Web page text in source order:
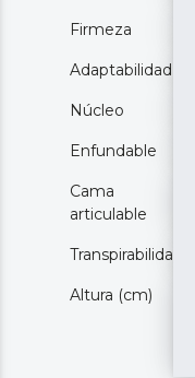
Firmeza
Adaptabilidad
Núcleo
Enfundable
Cama
articulable
Transpirabilidad
Altura (cm)